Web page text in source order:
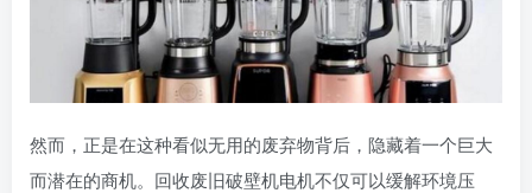
然而，正是在这种看似无用的废弃物背后，隐藏着一个巨大
而潜在的商机。回收废旧破壁机电机不仅可以缓解环境压